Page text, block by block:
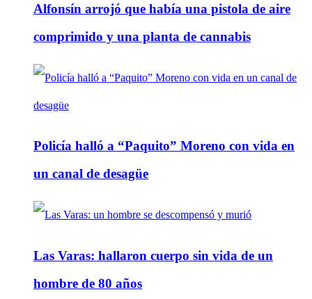
Alfonsín arrojó que había una pistola de aire
comprimido y una planta de cannabis
Policía halló a “Paquito” Moreno con vida en
un canal de desagüe
Las Varas: hallaron cuerpo sin vida de un
hombre de 80 años